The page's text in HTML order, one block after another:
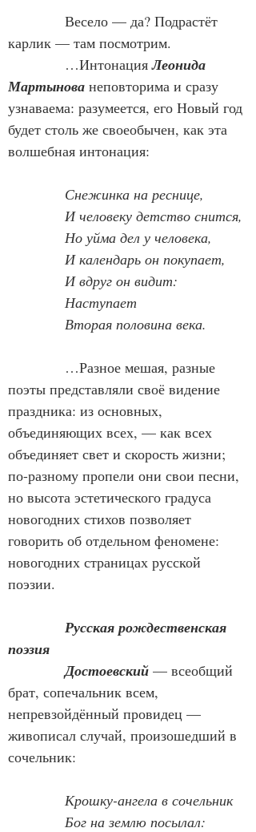
Весело — да? Подрастёт
карлик — там посмотрим.
…Интонация Леонида
Мартынова неповторима и сразу
узнаваема: разумеется, его Новый год
будет столь же своеобычен, как эта
волшебная интонация:
Снежинка на реснице,
И человеку детство снится,
Но уйма дел у человека,
И календарь он покупает,
И вдруг он видит:
Наступает
Вторая половина века.
…Разное мешая, разные
поэты представляли своё видение
праздника: из основных,
объединяющих всех, — как всех
объединяет свет и скорость жизни;
по-разному пропели они свои песни,
но высота эстетического градуса
новогодних стихов позволяет
говорить об отдельном феномене:
новогодних страницах русской
поэзии.
Русская рождественская
поэзия
Достоевский — всеобщий
брат, сопечальник всем,
непревзойдённый провидец —
живописал случай, произошедший в
сочельник:
Крошку-ангела в сочельник
Бог на землю посылал: